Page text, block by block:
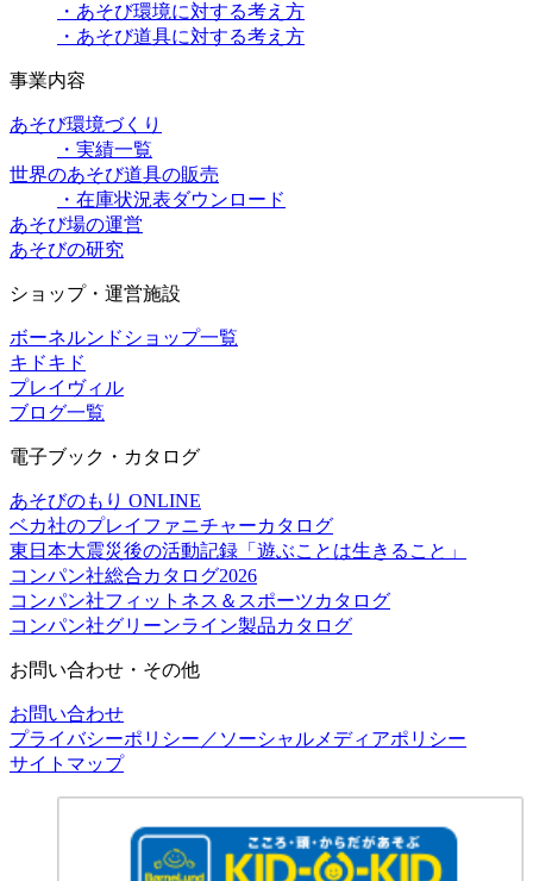
・あそび環境に対する考え方
・あそび道具に対する考え方
事業内容
あそび環境づくり
・実績一覧
世界のあそび道具の販売
・在庫状況表ダウンロード
あそび場の運営
あそびの研究
ショップ・運営施設
ボーネルンドショップ一覧
キドキド
プレイヴィル
ブログ一覧
電子ブック・カタログ
あそびのもり ONLINE
ベカ社のプレイファニチャーカタログ
東日本大震災後の活動記録「遊ぶことは生きること」
コンパン社総合カタログ2026
コンパン社フィットネス＆スポーツカタログ
コンパン社グリーンライン製品カタログ
お問い合わせ・その他
お問い合わせ
プライバシーポリシー／ソーシャルメディアポリシー
サイトマップ